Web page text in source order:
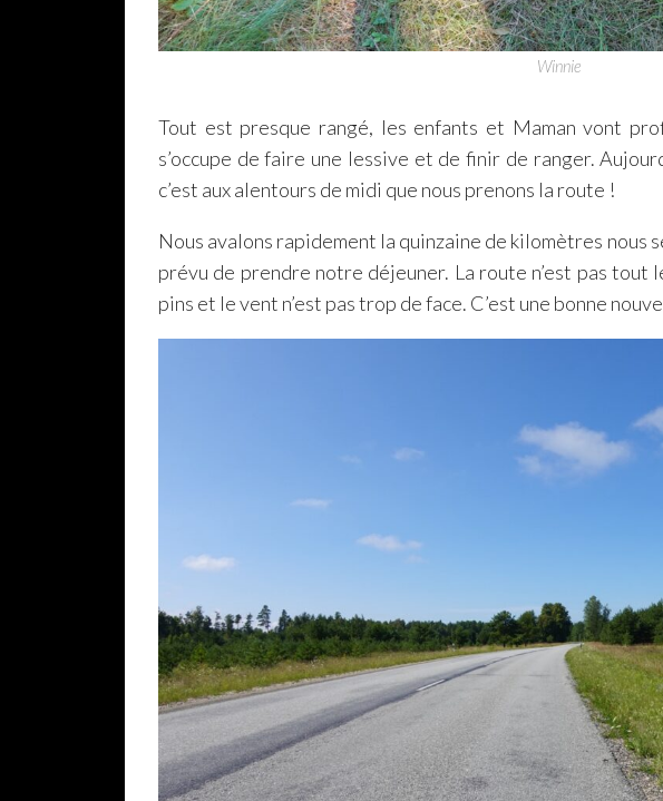
Winnie
Tout est presque rangé, les enfants et Maman vont
s’occupe de faire une lessive et de finir de ranger.
c’est aux alentours de midi que nous prenons la route !
Nous avalons rapidement la quinzaine de kilomètres nous
prévu de prendre notre déjeuner. La route n’est pas
pins et le vent n’est pas trop de face. C’est une bonne